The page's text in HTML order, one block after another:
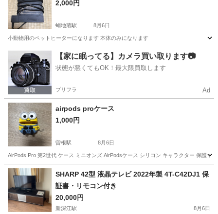
2,000円
蛸地蔵駅 8月6日
小動物用のペットヒーターになります 本体のみになります
岸和田市 蛸地蔵駅 季節、空調家電
【家に眠ってる】カメラ買い取ります📷
状態が悪くてもOK！最大限買取します
プリフラ Ad
airpods proケース
1,000円
曽根駅 8月6日
AirPods Pro 第2世代 ケース ミニオンズ AirPodsケース シリコン キャラクター 保護
大阪 豊中市 オーディオ
SHARP 42型 液晶テレビ 2022年製 4T-C42DJ1 保
証書・リモコン付き
20,000円
新深江駅 8月6日